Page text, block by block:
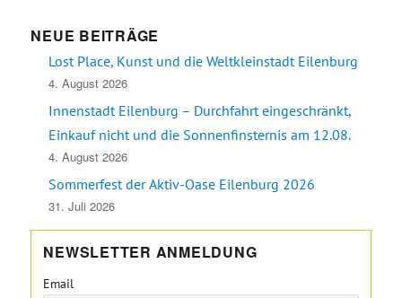
NEUE BEITRÄGE
Lost Place, Kunst und die Weltkleinstadt Eilenburg
4. August 2026
Innenstadt Eilenburg – Durchfahrt eingeschränkt,
Einkauf nicht und die Sonnenfinsternis am 12.08.
4. August 2026
Sommerfest der Aktiv-Oase Eilenburg 2026
31. Juli 2026
NEWSLETTER ANMELDUNG
Email